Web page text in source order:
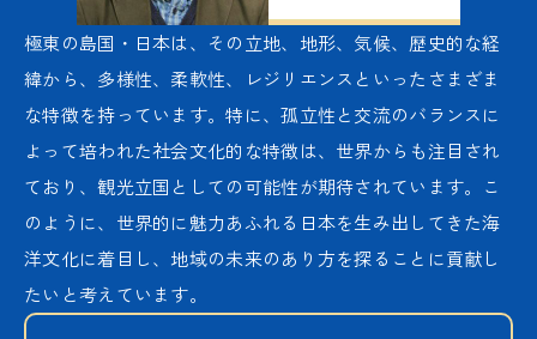
極東の島国・日本は、その立地、地形、気候、歴史的な経
緯から、多様性、柔軟性、レジリエンスといったさまざま
な特徴を持っています。特に、孤立性と交流のバランスに
よって培われた社会文化的な特徴は、世界からも注目され
ており、観光立国としての可能性が期待されています。こ
のように、世界的に魅力あふれる日本を生み出してきた海
洋文化に着目し、地域の未来のあり方を探ることに貢献し
たいと考えています。